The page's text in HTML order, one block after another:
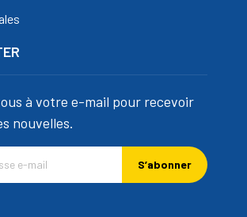
à votre e-mail pour recevoir
nouvelles.
S’abonner